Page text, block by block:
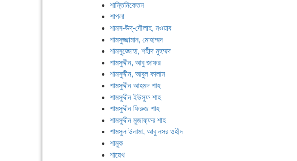
শান্তিনিকেতন
শাপলা
শামস-উদ্-দৌলাহ, নওয়াব
শামসুজ্জামান, মোহাম্মদ
শামসুজ্জোহা, শহীদ মুহম্মদ
শামসুদ্দীন, আবু জাফর
শামসুদ্দীন, আবুল কালাম
শামসুদ্দীন আহমদ শাহ
শামসুদ্দীন ইউসুফ শাহ
শামসুদ্দীন ফিরুজ শাহ
শামসুদ্দীন মুজাফ্ফর শাহ
শামসুল উলামা, আবু নসর ওহীদ
শামুক
শায়েখ